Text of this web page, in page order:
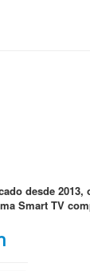
desde
Smart TV